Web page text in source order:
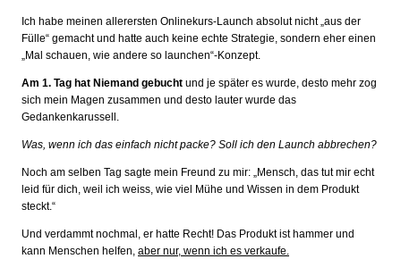
Ich habe meinen allerersten Onlinekurs-Launch absolut nicht „aus der
Fülle“ gemacht und hatte auch keine echte Strategie, sondern eher einen
„Mal schauen, wie andere so launchen“-Konzept.
Am 1. Tag hat Niemand gebucht und je später es wurde, desto mehr zog
sich mein Magen zusammen und desto lauter wurde das
Gedankenkarussell.
Was, wenn ich das einfach nicht packe? Soll ich den Launch abbrechen?
Noch am selben Tag sagte mein Freund zu mir: „Mensch, das tut mir echt
leid für dich, weil ich weiss, wie viel Mühe und Wissen in dem Produkt
steckt.“
Und verdammt nochmal, er hatte Recht! Das Produkt ist hammer und
kann Menschen helfen, aber nur, wenn ich es verkaufe.